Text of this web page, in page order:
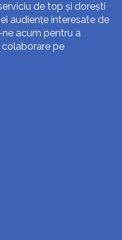
de top și dorești
audiențe interesate de
acum pentru a
pe